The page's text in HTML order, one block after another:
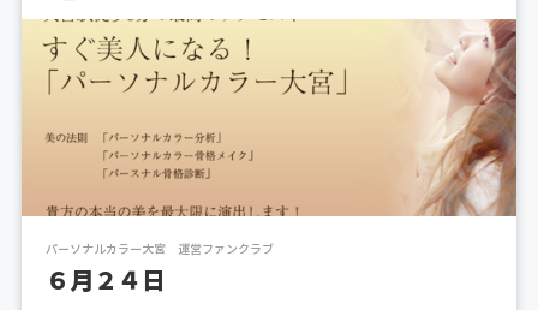
パーソナルカラー大宮 運営ファンクラブ
６月２４日